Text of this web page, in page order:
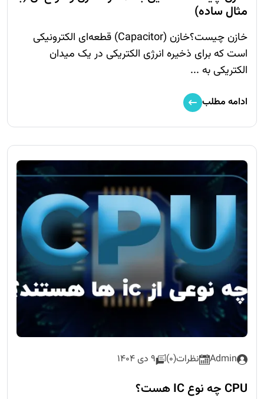
مثال ساده)
خازن چیست؟خازن (Capacitor) قطعه‌ای الکترونیکی
است که برای ذخیره انرژی الکتریکی در یک میدان
الکتریکی به ...
ادامه مطلب
Admin نظرات(0) 9 دی 1404
CPU چه نوع IC هست؟